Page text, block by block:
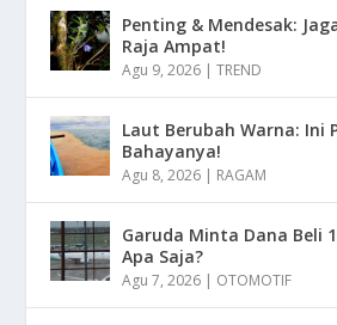
Penting & Mendesak:
Raja Ampat!
Agu 9, 2026 |TREND
Laut Berubah Warna: Ini
Bahayanya!
Agu 8, 2026 | RAGAM
Garuda Minta Dana Beli
Apa Saja?
Agu 7, 2026 | OTOMOTIF